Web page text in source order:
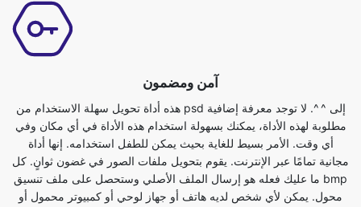
هذه أداة تحويل سهلة الاستخدام من psd إلى ^ ^. لا توجد معرفة إضافية
مطلوبة لهذه الأداة، يمكنك بسهولة استخدام هذه الأداة في أي مكان وفي
أي وقت. الأمر بسيط للغاية بحيث يمكن للطفل استخدامه. إنها أداة
مجانية تمامًا عبر الإنترنت. يقوم بتحويل ملفات الصور في غضون ثوانٍ. كل
ما عليك فعله هو إرسال الملف الأصلي وستحصل على ملف تنسيق bmp
محول. يمكن لأي شخص لديه هاتف أو جهاز لوحي أو كمبيوتر محمول أو
كمبيوتر شخصي الوصول إلى هذه الأداة واستخدامها مجانًا.